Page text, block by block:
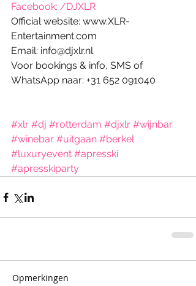
Facebook: /DJXLR
Official website: www.XLR-
Entertainment.com
Email: info@djxlr.nl
Voor bookings & info, SMS of
WhatsApp naar: +31 652 091040
#xlr #dj #rotterdam #djxlr #wijnbar
#winebar #uitgaan #berkel
#luxuryevent #apresski
#apresskiparty
Opmerkingen